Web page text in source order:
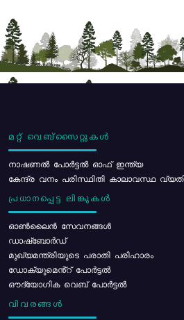
മറ്റ് വെബ്സൈറ്റുകൾ
നാഷണൽ പോർട്ടൽ ഓഫ് ഇന്ത്യ
കേന്ദ്ര വനം പരിസ്ഥിതി കാലാവസ്ഥ
പ്രധാനപ്പെട്ട ലിങ്കുകൾ
ഓൺലൈൻ സേവനങ്ങൾ
ഡാഷ്ബോർഡ്
മുഖ്യമന്ത്രിയുടെ പരാതി പരിഹാരം
ഡോക്യുമെൻ്റ് പോർട്ടൽ
ഔദ്യോഗിക വെബ് പോർട്ടൽ
വിവരങ്ങൾ